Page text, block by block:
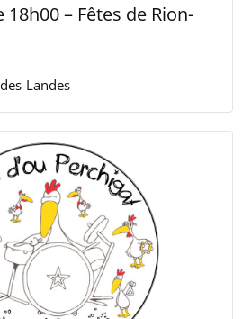
18h00 – Fêtes de Rion-
Landes